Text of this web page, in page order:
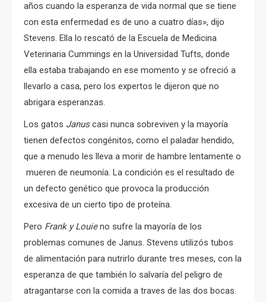
años cuando la esperanza de vida normal que se tiene
con esta enfermedad es de uno a cuatro días», dijo
Stevens. Ella lo rescató de la Escuela de Medicina
Veterinaria Cummings en la Universidad Tufts, donde
ella estaba trabajando en ese momento y se ofreció a
llevarlo a casa, pero los expertos le dijeron que no
abrigara esperanzas.
Los gatos Januscasi nunca sobreviven y la mayoría
tienen defectos congénitos, como el paladar hendido,
que a menudo les lleva a morir de hambre lentamente o
mueren de neumonía. La condición es el resultado de
un defecto genético que provoca la producción
excesiva de un cierto tipo de proteína.
Pero Frank y Louieno sufre la mayoría de los
problemas comunes de Janus. Stevens utilizós tubos
de alimentación para nutrirlo durante tres meses, con la
esperanza de que también lo salvaría del peligro de
atragantarse con la comida a traves de las dos bocas.